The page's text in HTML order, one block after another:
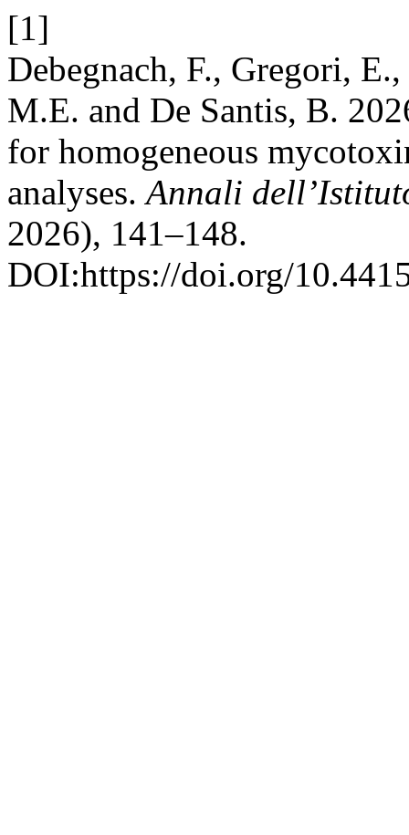
[1]
Debegnach, F., Gregori,
M.E. and De Santis, B.
for homogeneous
analyses.Annali
2026), 141–148.
DOI:https://doi.org/